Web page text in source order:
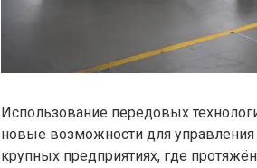
Использование передовых
новые возможности для
крупных предприятиях, где